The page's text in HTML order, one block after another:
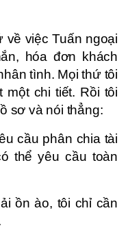
về việc Tuấn ngoại
hóa đơn khách
tình. Mọi thứ tôi
một chi tiết. Rồi tôi
sơ và nói thẳng:
cầu phân chia tài
thể yêu cầu toàn
ồn ào, tôi chỉ cần